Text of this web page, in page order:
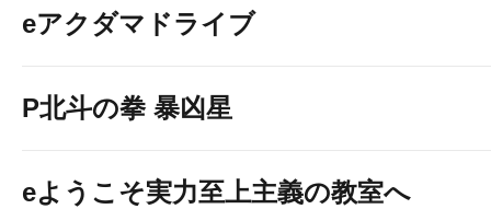
eアクダマドライブ
P北斗の拳 暴凶星
eようこそ実力至上主義の教室へ